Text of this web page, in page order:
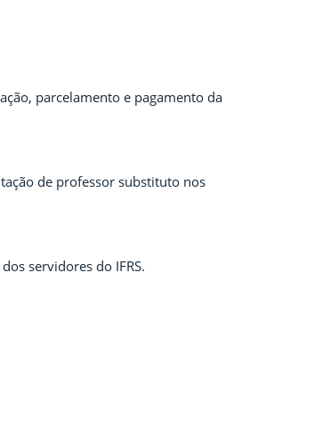
parcelamento e pagamento da
de professor substituto nos
servidores do IFRS.